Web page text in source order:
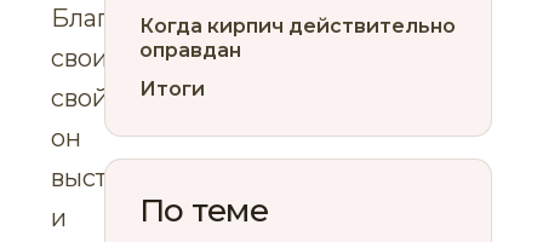
Благодаря
своим
свойствам
он
выступает
и
Когда кирпич действительно
оправдан
Итоги
По теме